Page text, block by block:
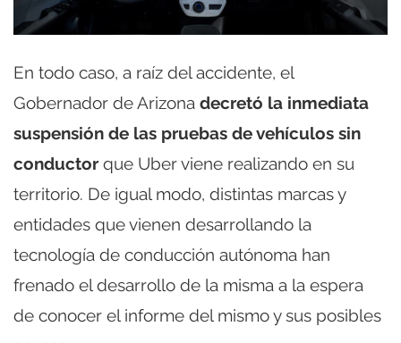
En todo caso, a raíz del accidente, el
Gobernador de Arizona decretó la inmediata
suspensión de las pruebas de vehículos sin
conductor que Uber viene realizando en su
territorio. De igual modo, distintas marcas y
entidades que vienen desarrollando la
tecnología de conducción autónoma han
frenado el desarrollo de la misma a la espera
de conocer el informe del mismo y sus posibles